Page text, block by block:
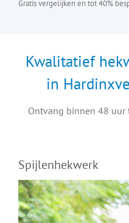
Gratis vergelijken en tot 40%
Kwalitatief
in
Ontvang binnen 48 uur
Spijlenhekwerk